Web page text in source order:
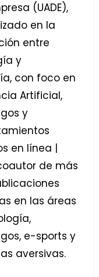
(UADE),
en la
entre
y
con foco en
Artificial,
y
en línea |
de más
en las áreas
e-sports y
aversivas.